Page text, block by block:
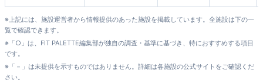
※上記には、施設運営者から情報提供のあった施設を掲載しています。全施設は下の一
覧で確認できます。
※「○」は、FIT PALETTE編集部が独自の調査・基準に基づき、特におすすめする項目
です。
※「－」は未提供を示すものではありません。詳細は各施設の公式サイトをご確認くだ
さい。